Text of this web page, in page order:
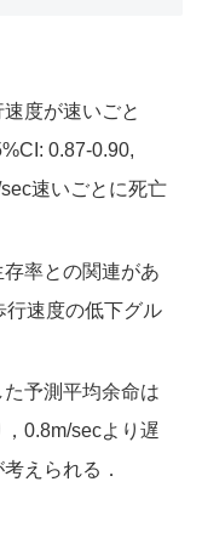
度が速いごと
0.87-0.90,
速いごとに死亡
率との関連があ
行速度の低下グル
予測平均余命は
0.8m/secより遅
えられる．